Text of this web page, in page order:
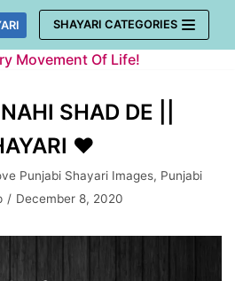
SHAYARI CATEGORIES
Movement Of Life!
SHAD DE ||
❤️
Punjabi Shayari Images, Punjabi
December 8, 2020